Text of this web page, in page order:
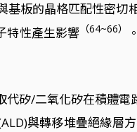
基板的晶格匹配性密切
特性產生影響（64~66）
矽/二氧化矽在積體電
與轉移堆疊絕緣層